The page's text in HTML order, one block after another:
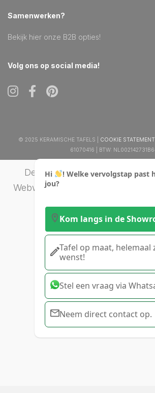
Samenwerken?
Bekijk hier onze B2B opties!
Volg ons op social media!
© 2025 KERAMISCHE TAFELS | COOKIE STATEMENT
61070416 | BTW:
De waardering van
WebwinkelKeur Reviews
is 9.7/
Hi
! Welke vervolgstap past
jou?
Kom langs in de
Tafel op maat, helemaal
wenst!
Stel een vraag via
Neem direct contact op.